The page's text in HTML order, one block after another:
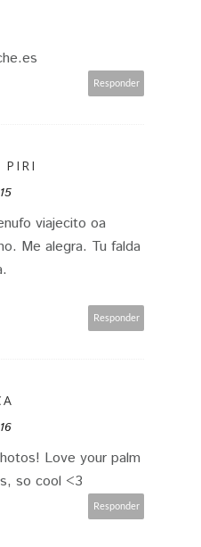
Responder
PIRI
viajecito oa
Me alegra. Tu falda
Responder
Love your palm
so cool <3
Responder